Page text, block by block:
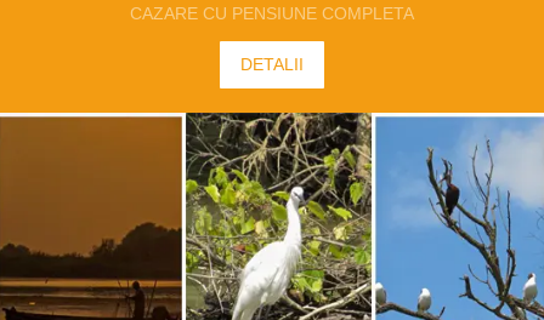
CAZARE CU PENSIUNE COMPLETA
DETALII